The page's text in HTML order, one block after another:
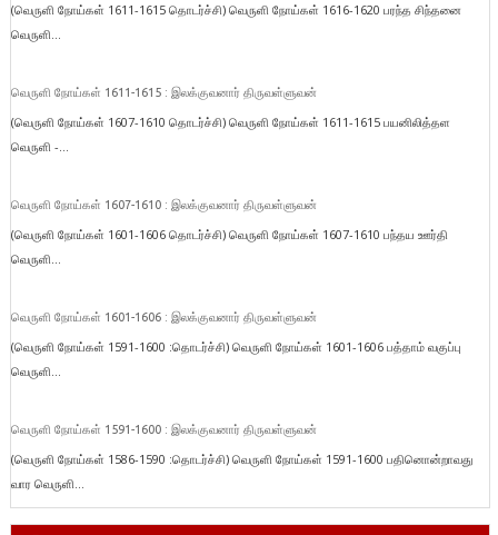
(வெருளி நோய்கள் 1611-1615 தொடர்ச்சி) வெருளி நோய்கள் 1616-1620 பரந்த சிந்தனை
வெருளி...
வெருளி நோய்கள் 1611-1615 : இலக்குவனார் திருவள்ளுவன்
(வெருளி நோய்கள் 1607-1610 தொடர்ச்சி) வெருளி நோய்கள் 1611-1615 பயனிலித்தள
வெருளி -...
வெருளி நோய்கள் 1607-1610 : இலக்குவனார் திருவள்ளுவன்
(வெருளி நோய்கள் 1601-1606 தொடர்ச்சி) வெருளி நோய்கள் 1607-1610 பந்தய ஊர்தி
வெருளி...
வெருளி நோய்கள் 1601-1606 : இலக்குவனார் திருவள்ளுவன்
(வெருளி நோய்கள் 1591-1600 :தொடர்ச்சி) வெருளி நோய்கள் 1601-1606 பத்தாம் வகுப்பு
வெருளி...
வெருளி நோய்கள் 1591-1600 : இலக்குவனார் திருவள்ளுவன்
(வெருளி நோய்கள் 1586-1590 :தொடர்ச்சி) வெருளி நோய்கள் 1591-1600 பதினொன்றாவது
வார வெருளி...